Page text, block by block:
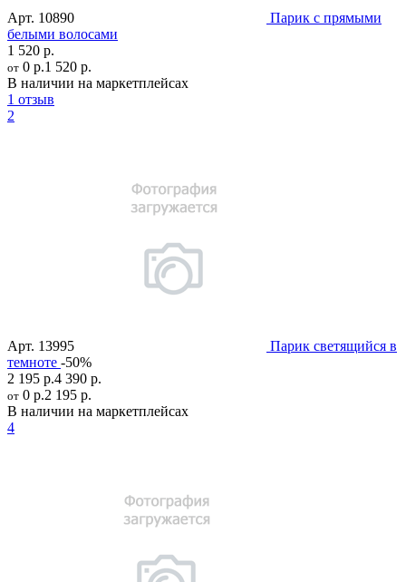
Арт. 10890
Парик с прямыми
белыми волосами
1 520 р.
от 0 р.1 520 р.
В наличии на маркетплейсах
1 отзыв
2
Арт. 13995
Парик светящийся в
темноте -50%
2 195 р.4 390 р.
от 0 р.2 195 р.
В наличии на маркетплейсах
4